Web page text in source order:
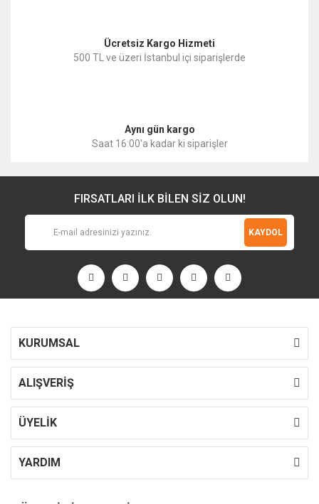
Ücretsiz Kargo Hizmeti
500 TL ve üzeri İstanbul içi siparişlerde
Aynı gün kargo
Saat 16:00'a kadar ki siparişler
FIRSATLARI İLK BİLEN SİZ OLUN!
KAYDOL
KURUMSAL
ALIŞVERİŞ
ÜYELİK
YARDIM